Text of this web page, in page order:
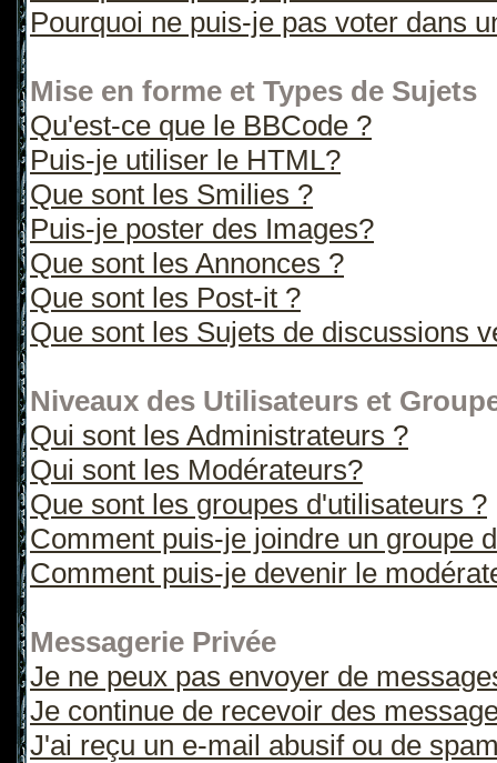
Pourquoi ne puis-je pas voter dans
Mise en forme et Types de Sujets
Qu'est-ce que le BBCode ?
Puis-je utiliser le HTML?
Que sont les Smilies ?
Puis-je poster des Images?
Que sont les Annonces ?
Que sont les Post-it ?
Que sont les Sujets de discussions
Niveaux des Utilisateurs et
Qui sont les Administrateurs ?
Qui sont les Modérateurs?
Que sont les groupes d'utilisateurs ?
Comment puis-je joindre un groupe
Comment puis-je devenir le
Messagerie Privée
Je ne peux pas envoyer de
Je continue de recevoir des
J'ai reçu un e-mail abusif ou de